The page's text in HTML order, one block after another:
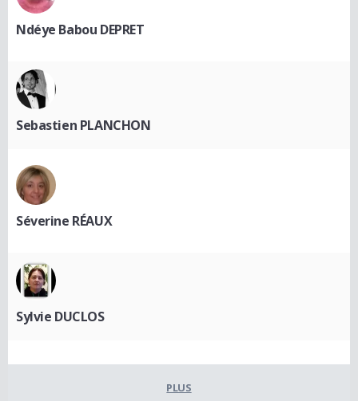
Ndéye Babou DEPRET
Sebastien PLANCHON
Séverine RÉAUX
Sylvie DUCLOS
PLUS